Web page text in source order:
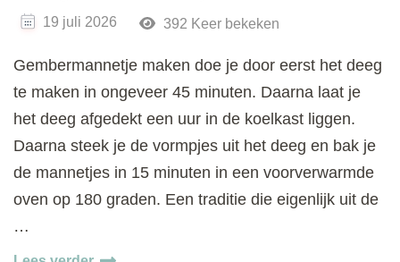
19 juli 2026 392 Keer bekeken
Gembermannetje maken doe je door eerst het deeg
te maken in ongeveer 45 minuten. Daarna laat je
het deeg afgedekt een uur in de koelkast liggen.
Daarna steek je de vormpjes uit het deeg en bak je
de mannetjes in 15 minuten in een voorverwarmde
oven op 180 graden. Een traditie die eigenlijk uit de
…